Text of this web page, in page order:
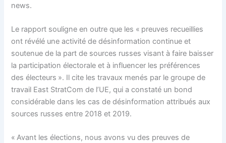
news.
Le rapport souligne en outre que les « preuves recueillies
ont révélé une activité de désinformation continue et
soutenue de la part de sources russes visant à faire baisser
la participation électorale et à influencer les préférences
des électeurs ». Il cite les travaux menés par le groupe de
travail East StratCom de l’UE, qui a constaté un bond
considérable dans les cas de désinformation attribués aux
sources russes entre 2018 et 2019.
« Avant les élections, nous avons vu des preuves de